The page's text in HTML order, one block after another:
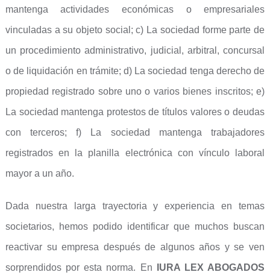
mantenga actividades económicas o empresariales
vinculadas a su objeto social; c) La sociedad forme parte de
un procedimiento administrativo, judicial, arbitral, concursal
o de liquidación en trámite; d) La sociedad tenga derecho de
propiedad registrado sobre uno o varios bienes inscritos; e)
La sociedad mantenga protestos de títulos valores o deudas
con terceros; f) La sociedad mantenga trabajadores
registrados en la planilla electrónica con vínculo laboral
mayor a un año.
Dada nuestra larga trayectoria y experiencia en temas
societarios, hemos podido identificar que muchos buscan
reactivar su empresa después de algunos años y se ven
sorprendidos por esta norma. En
IURA LEX ABOGADOS